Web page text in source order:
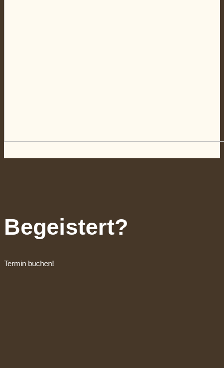
Begeistert?
Termin buchen!